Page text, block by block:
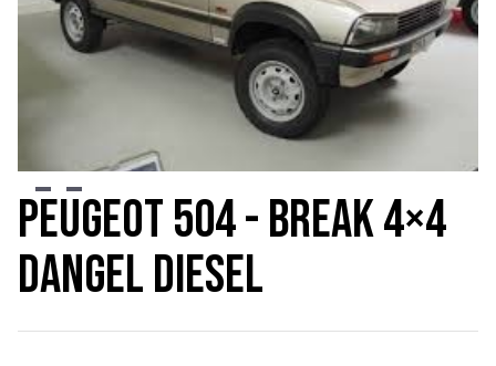
Peugeot 504 - Break 4×4
Dangel Diesel